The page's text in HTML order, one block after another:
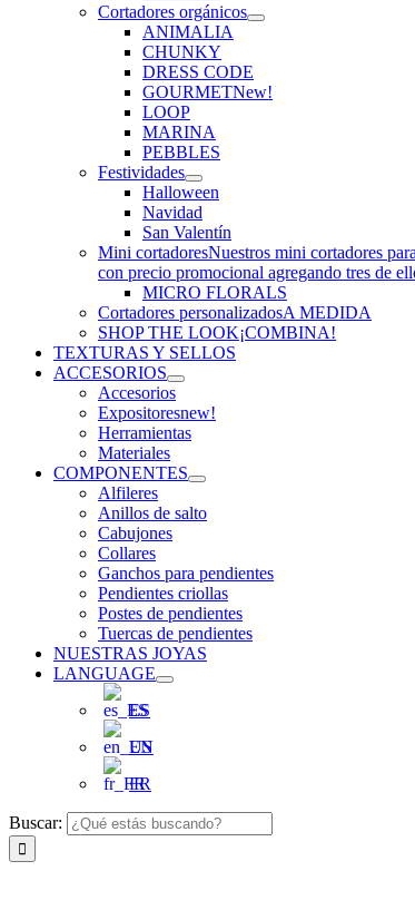
Cortadores orgánicos
ANIMALIA
CHUNKY
DRESS CODE
GOURMETNew!
LOOP
MARINA
PEBBLES
Festividades
Halloween
Navidad
San Valentín
Mini cortadoresNuestros mini cortadores
con precio promocional agregando tres de
MICRO FLORALS
Cortadores personalizadosA MEDIDA
SHOP THE LOOK¡COMBINA!
TEXTURAS Y SELLOS
ACCESORIOS
Accesorios
Expositoresnew!
Herramientas
Materiales
COMPONENTES
Alfileres
Anillos de salto
Cabujones
Collares
Ganchos para pendientes
Pendientes criollas
Postes de pendientes
Tuercas de pendientes
NUESTRAS JOYAS
LANGUAGE
ES
EN
FR
Buscar: